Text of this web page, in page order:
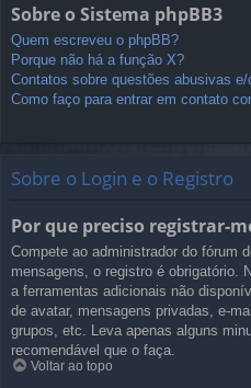
Sobre o Sistema phpBB3
Quem escreveu o phpBB?
Porque não há a função X?
Contatos sobre questões abusivas
Como faço para entrar em contato
Sobre o Login e o Registro
Por que preciso registrar-
Compete ao administrador do fórum
mensagens, o registro é obrigatório.
a ferramentas adicionais não
de avatar, mensagens privadas, e-
grupos, etc. Leva apenas alguns
recomendável que o faça.
Voltar ao topo